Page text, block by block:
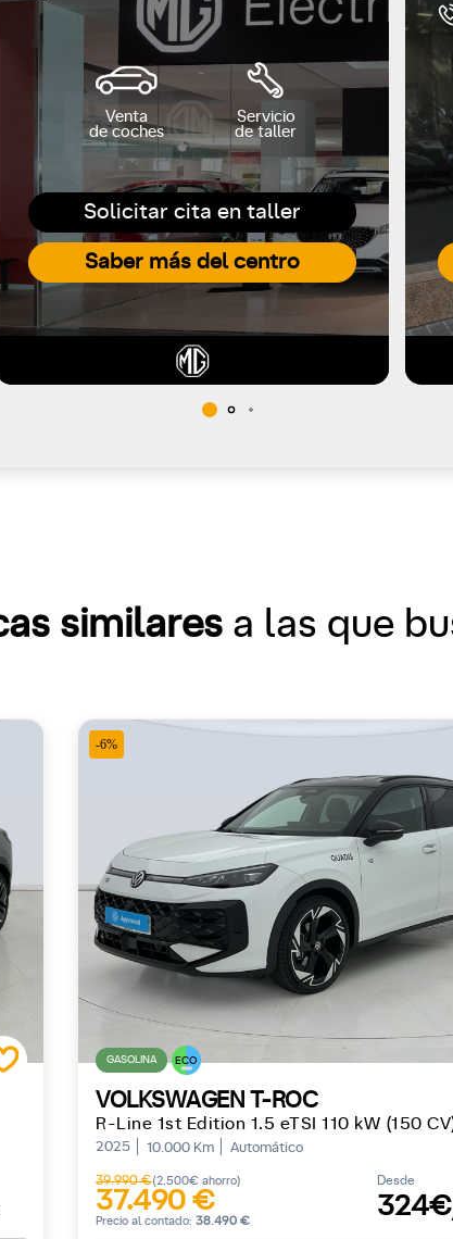
Solicitar cita en taller
Saber más del centro
Venta
de coches
Servicio
de taller
similares a las que
-6%
GASOLINA ECO
VOLKSWAGEN T-ROC
R-Line 1st Edition 1.5 eTSI 110 kW (150
2025 10.000 Km Automático
39.990 €(2.500€ ahorro)
37.490 €
Precio al contado: 38.490 €
Desde
324€